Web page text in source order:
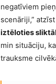
negatīviem
scenāriji,”
iztēloties
min situāciju,
trauksme